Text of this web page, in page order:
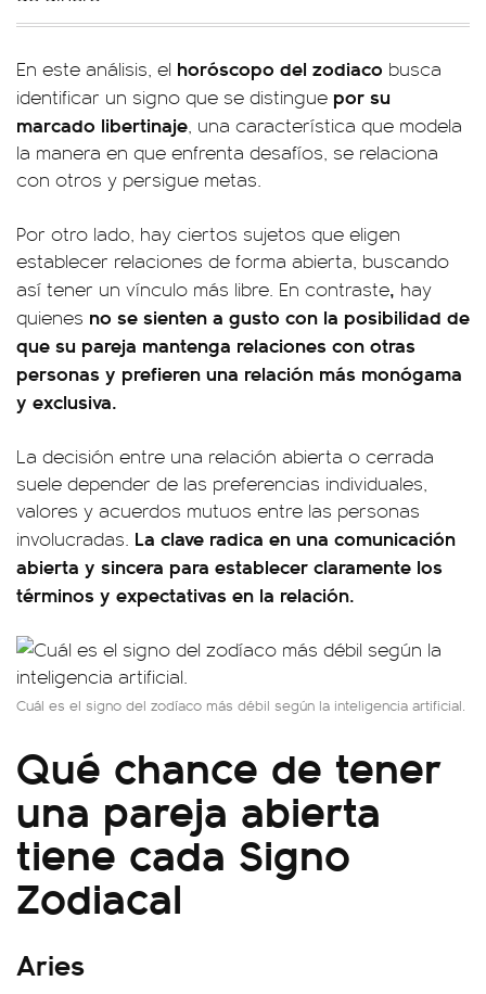
En este análisis, el horóscopo del zodiaco busca
identificar un signo que se distingue por su
marcado libertinaje, una característica que modela
la manera en que enfrenta desafíos, se relaciona
con otros y persigue metas.
Por otro lado, hay ciertos sujetos que eligen
establecer relaciones de forma abierta, buscando
así tener un vínculo más libre. En contraste, hay
quienes no se sienten a gusto con la posibilidad de
que su pareja mantenga relaciones con otras
personas y prefieren una relación más monógama
y exclusiva.
La decisión entre una relación abierta o cerrada
suele depender de las preferencias individuales,
valores y acuerdos mutuos entre las personas
involucradas. La clave radica en una comunicación
abierta y sincera para establecer claramente los
términos y expectativas en la relación.
Cuál es el signo del zodíaco más débil según la inteligencia artificial.
Qué chance de tener
una pareja abierta
tiene cada Signo
Zodiacal
Aries